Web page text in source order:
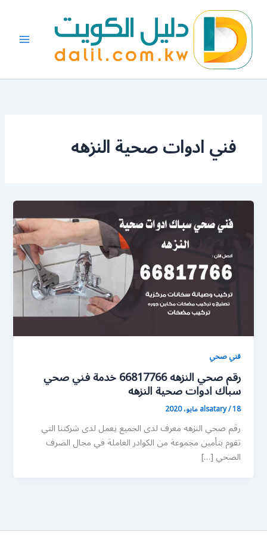
المحتوى
فني ادوات صحية النزهه
فني صحي
رقم صحي النزهه 66817766 خدمة فني صحي
سباك ادوات صحية النزهه
alsatary/18 مايو، 2020
رقم صحي النزهه معرف لدى الجميع يعمل لدى شركتنا التي
تقوم بتأمين مجموعة من الكوادر العاملة في مجال الصرف
الصحي […]